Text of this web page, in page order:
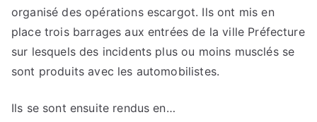
organisé des opérations escargot. Ils ont mis en
place trois barrages aux entrées de la ville Préfecture
sur lesquels des incidents plus ou moins musclés se
sont produits avec les automobilistes.
Ils se sont ensuite rendus en…